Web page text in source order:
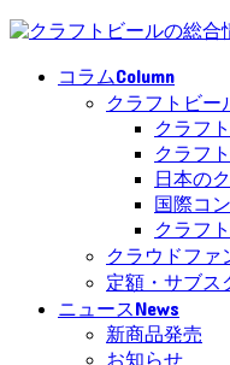
コラムColumn
クラフトビー
クラフ
クラフ
日本の
国際コ
クラフ
クラウドファ
定額・サブス
ニュースNews
新商品発売
お知らせ